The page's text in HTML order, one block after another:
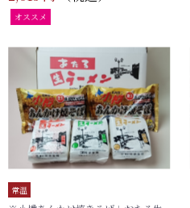
オススメ
常温